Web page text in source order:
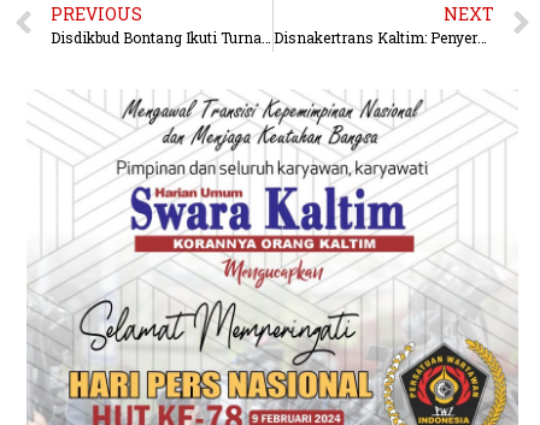
PREVIOUS NEXT
Disnakertrans Kaltim: Penyerapan Tenaga Kerja Masih Didominasi Sektor Tambang